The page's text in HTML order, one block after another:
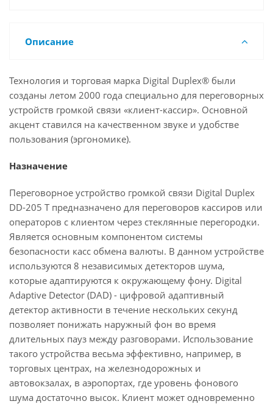
Описание
Технология и торговая марка Digital Duplex® были
созданы летом 2000 года специально для переговорных
устройств громкой связи «клиент-кассир». Основной
акцент ставился на качественном звуке и удобстве
пользования (эргономике).
Назначение
Переговорное устройство громкой связи Digital Duplex
DD-205 T предназначено для переговоров кассиров или
операторов с клиентом через стеклянные перегородки.
Является основным компонентом системы
безопасности касс обмена валюты. В данном устройстве
используются 8 независимых детекторов шума,
которые адаптируются к окружающему фону. Digital
Adaptive Detector (DAD) - цифровой адаптивный
детектор активности в течение нескольких секунд
позволяет понижать наружный фон во время
длительных пауз между разговорами. Использование
такого устройства весьма эффективно, например, в
торговых центрах, на железнодорожных и
автовокзалах, в аэропортах, где уровень фонового
шума достаточно высок. Клиент может одновременно